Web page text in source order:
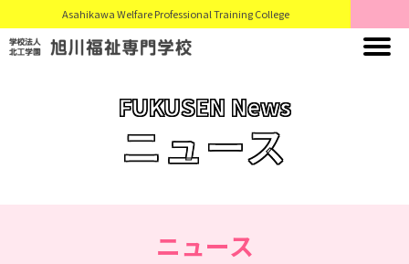
Asahikawa Welfare Professional Training College
FUKUSEN News
ニュース
ニュース